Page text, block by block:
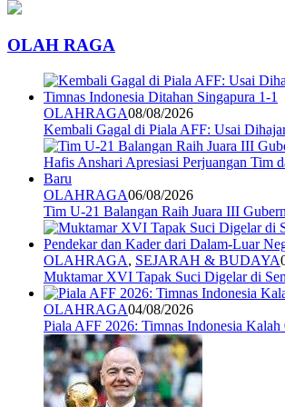
OLAH RAGA
OLAHRAGA08/08/2026
Kembali Gagal di Piala AFF: Usai
OLAHRAGA06/08/2026
Tim U-21 Balangan Raih Juara III
OLAHRAGA, SEJARAH & BUDAYA
Muktamar XVI Tapak Suci Digelar di
OLAHRAGA04/08/2026
Piala AFF 2026: Timnas Indonesia